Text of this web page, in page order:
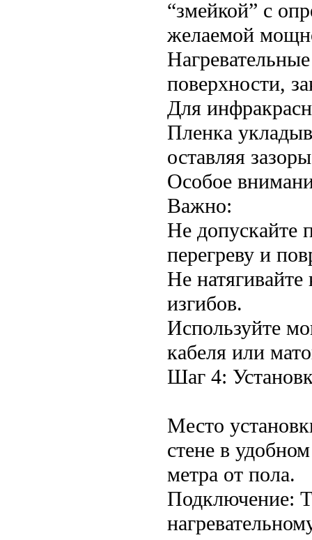
“змейкой” с
желаемой
поверхности,
Для
Пленка
оставляя
Особое
Важно:
Не допускайте
перегреву и
Не
изгибов.
Используйте
кабеля или
Шаг 4:
Место
стене в
метра от пола.
Подключение: